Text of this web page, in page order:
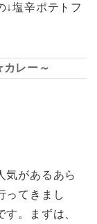
↓塩辛ポテトフ
レー～
気があるあら
ってきまし
。まずは、